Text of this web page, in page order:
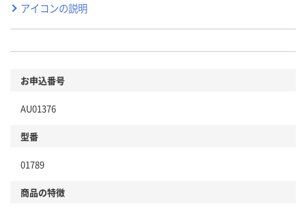
アイコンの説明
お申込番号
AU01376
型番
01789
商品の特徴